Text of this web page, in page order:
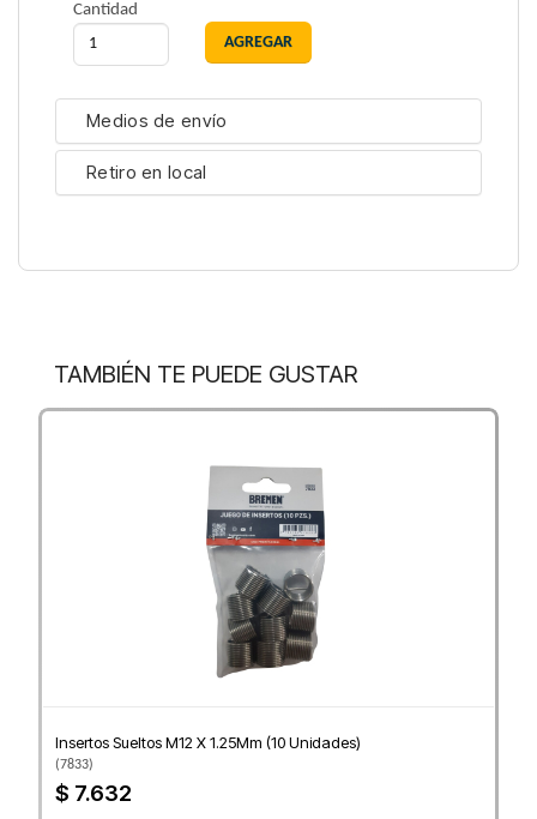
Cantidad
Medios de envío
Retiro en local
TAMBIÉN TE PUEDE GUSTAR
Insertos Sueltos M12 X 1.25Mm (10 Unidades)
(7833)
$ 7.632